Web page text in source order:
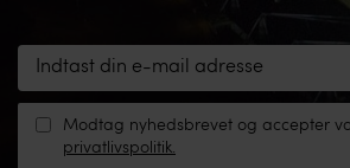
Modtag nyhedsbrevet og accepter
privatlivspolitik.